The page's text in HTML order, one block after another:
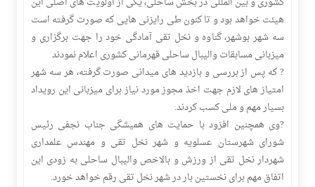
هیئت خواهد بود و تا کنون طی رایزنی هایی که صورت گرفته است
سه شهر بوشهر، گناوه و نخل تقی آمادگی خود را جهت برگزاری و
میزبانی مسابقات والیبال ساحلی قهرمانی کشوری اعلام نمودند
?️ که پس از بررسی و بازدید های میدانی صورت گرفته، هر سه شهر
امتیاز های لازم جهت اخذ مجوز مورد نیاز برای میزبانی این رویداد
بسیار مهم و ملی کسب کردند.
?️وی همچنین افزود با حمایت های همیشگی جناب نجفی رئیس
شورای شهرستان عسلویه و شهر نخل تقی و مهندس علمداری
شهردار نخل تقی از ورزش و بالاخص والیبال ساحلی به زودی این
اتفاق مهم برای نخستین بار در شهر نخل تقی رقم خواهد خورد.